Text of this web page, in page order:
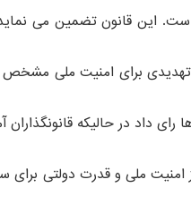
فدرال اظهار کرده که این کمیسیون بیشتر از سه هزار درخواست از هواوی
چینی را بعنوان تهدیدی برای
داد در حالیکه قانونگذاران
ملی و قدرت دولتی